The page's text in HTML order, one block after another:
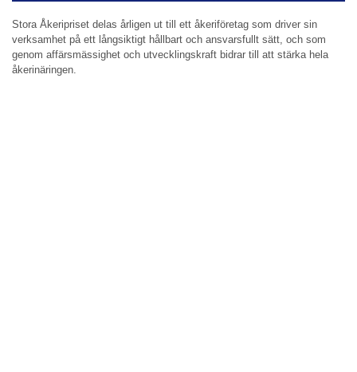
Stora Åkeripriset delas årligen ut till ett åkeriföretag som driver sin
verksamhet på ett långsiktigt hållbart och ansvarsfullt sätt, och som
genom affärsmässighet och utvecklingskraft bidrar till att stärka hela
åkerinäringen.